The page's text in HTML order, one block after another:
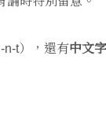
n-t），還有中文